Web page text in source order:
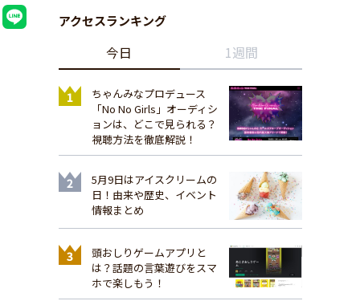
アクセスランキング
今日 1週間
ちゃんみなプロデュース
「No No Girls」オーディシ
ョンは、どこで見られる？
視聴方法を徹底解説！
5月9日はアイスクリームの
日！由来や歴史、イベント
情報まとめ
頭おしりゲームアプリと
は？話題の言葉遊びをスマ
ホで楽しもう！